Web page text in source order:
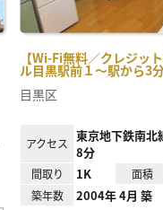
【Wi-Fi無料／クレジッ
ル目黒駅前１～駅から3
目黒区
アクセス
東京地下鉄南北
8分
間取り 1K 面積
築年数 2004年 4月 築